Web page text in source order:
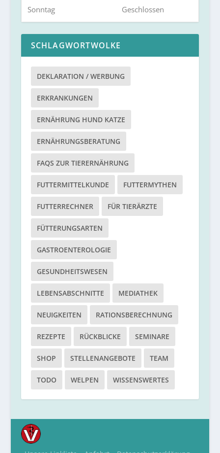
Sonntag Geschlossen
SCHLAGWORTWOLKE
DEKLARATION / WERBUNG
ERKRANKUNGEN
ERNÄHRUNG HUND KATZE
ERNÄHRUNGSBERATUNG
FAQS ZUR TIERERNÄHRUNG
FUTTERMITTELKUNDE FUTTERMYTHEN
FUTTERRECHNER FÜR TIERÄRZTE
FÜTTERUNGSARTEN
GASTROENTEROLOGIE
GESUNDHEITSWESEN
LEBENSABSCHNITTE MEDIATHEK
NEUIGKEITEN RATIONSBERECHNUNG
REZEPTE RÜCKBLICKE SEMINARE
SHOP STELLENANGEBOTE TEAM
TODO WELPEN WISSENSWERTES